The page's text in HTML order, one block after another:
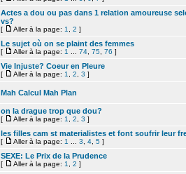
Actes a dou ou pas dans 1 relation amoureuse
vs?
[ Aller à la page: 1 2 ]
Le sujet où on se plaint des femmes
[ Aller à la page: 1 74 75 76 ]
Vie Injuste? Coeur en Pleure
[ Aller à la page: 1 2 3 ]
Mah Calcul Mah Plan
on la drague trop que dou?
[ Aller à la page: 1 2 3 ]
les filles cam st materialistes et font soufrir leur
[ Aller à la page: 1 3 4 5 ]
SEXE: Le Prix de la Prudence
[ Aller à la page: 1 2 ]